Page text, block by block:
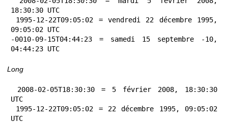
18:30:30 UTC
09:05:02 UTC
-0010-09-15T04:44:23 = samedi 15 septembre -10,
04:44:23 UTC
Long
UTC
UTC